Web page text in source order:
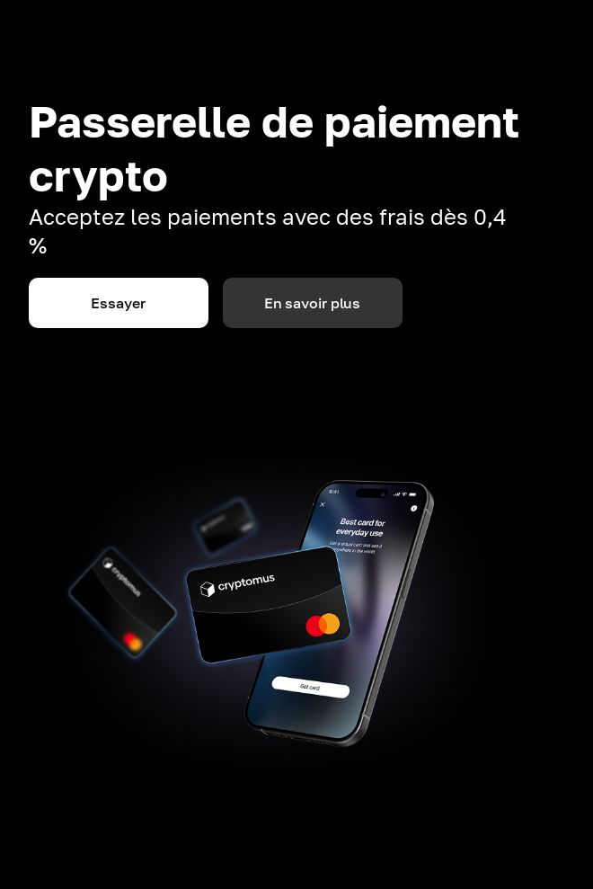
Passerelle de paiement
crypto
Acceptez les paiements avec des frais dès 0,4
%
Essayer En savoir plus